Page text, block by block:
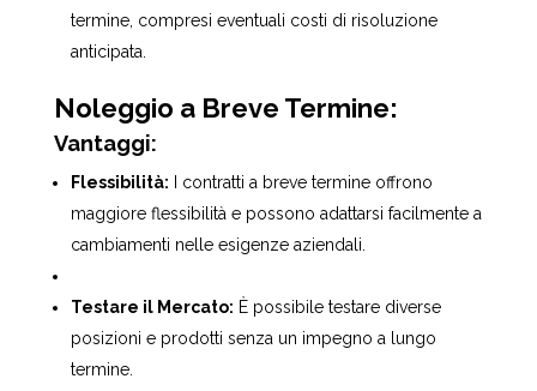
termine, compresi eventuali costi di risoluzione
anticipata.
Noleggio a Breve Termine:
Vantaggi:
Flessibilità: I contratti a breve termine offrono
maggiore flessibilità e possono adattarsi facilmente a
cambiamenti nelle esigenze aziendali.
Testare il Mercato: È possibile testare diverse
posizioni e prodotti senza un impegno a lungo
termine.